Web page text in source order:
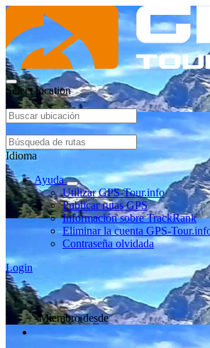
Select location
Idioma
Ayuda
Utilizar GPS-Tour.info
Publicar rutas GPS
Información sobre TrackRank
Eliminar la cuenta GPS-
Contraseña olvidada
Login
Miembro desde